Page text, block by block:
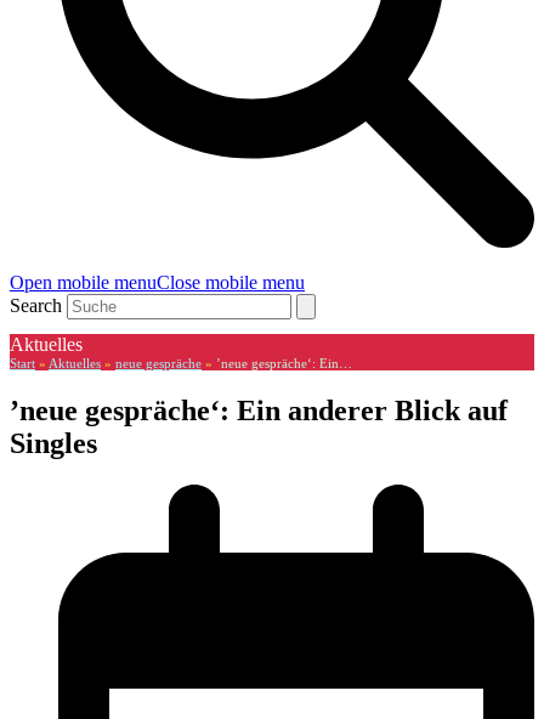
Open mobile menuClose mobile menu
Search
Aktuelles
Start » Aktuelles » neue gespräche » ’neue gespräche‘: Ein…
’neue gespräche‘: Ein anderer Blick auf
Singles